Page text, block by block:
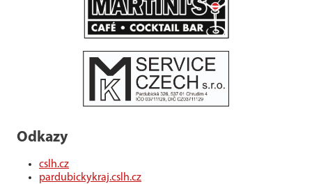
Odkazy
cslh.cz
pardubickykraj.cslh.cz